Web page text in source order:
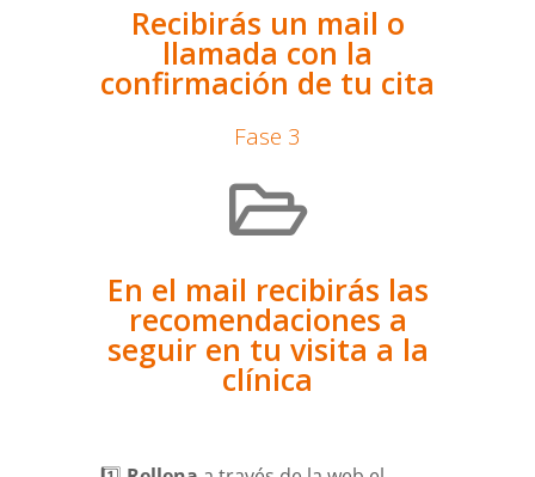
Recibirás un mail o
llamada con la
confirmación de tu cita
Fase 3
En el mail recibirás las
recomendaciones a
seguir en tu visita a la
clínica